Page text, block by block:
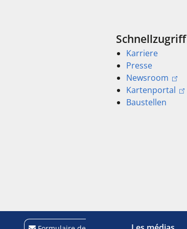
Schnellzugriff
Karriere
Presse
Newsroom
Kartenportal
Baustellen